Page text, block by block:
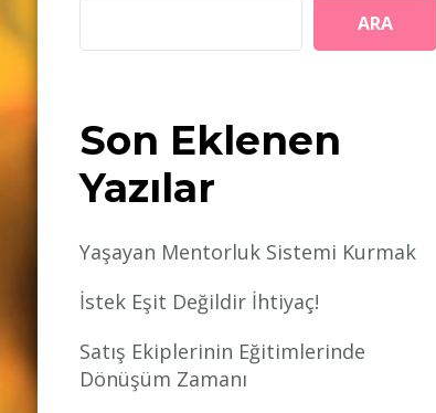
ARA
Son Eklenen
Yazılar
Yaşayan Mentorluk Sistemi Kurmak
İstek Eşit Değildir İhtiyaç!
Satış Ekiplerinin Eğitimlerinde
Dönüşüm Zamanı